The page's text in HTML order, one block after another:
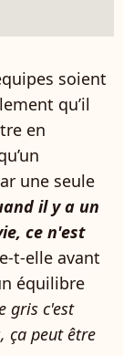
soient
qu’il
en
une seule
il y a un
ce n'est
t-elle avant
équilibre
gris c'est
ça peut être